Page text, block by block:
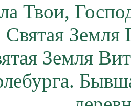
Твои,
Святая
Земля